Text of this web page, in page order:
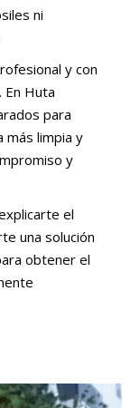
ni
y con
En Huta
para
más limpia y
y
el
una solución
obtener el